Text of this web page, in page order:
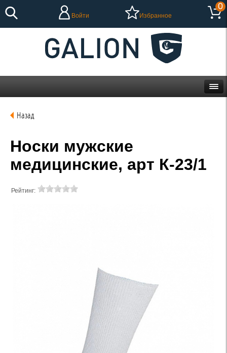
Войти Избранное
0
Назад
Носки мужские
медицинские, арт К-23/1
Рейтинг: